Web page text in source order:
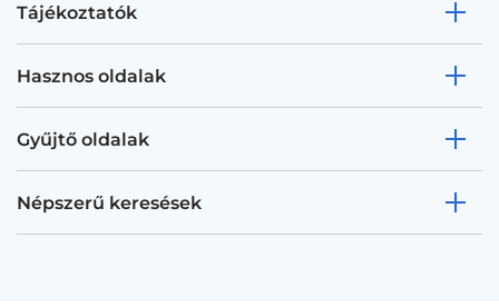
Tájékoztatók
Hasznos oldalak
Gyűjtő oldalak
Népszerű keresések